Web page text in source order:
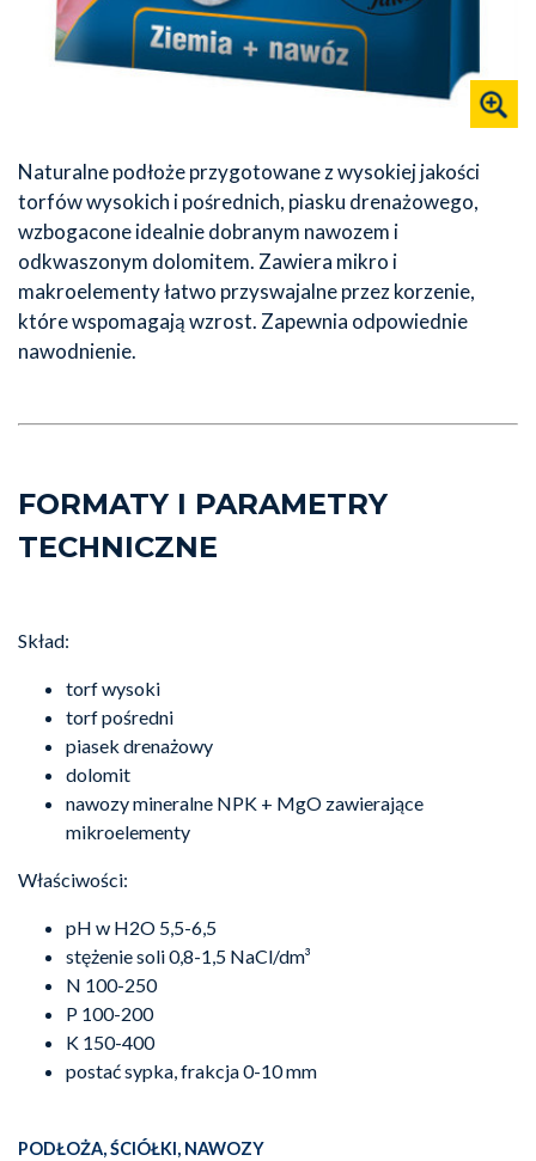
PODŁOŻA, ŚCIÓŁKI, NAWOZY
Naturalne podłoże przygotowane z wysokiej jakości
torfów wysokich i pośrednich, piasku drenażowego,
wzbogacone idealnie dobranym nawozem i
odkwaszonym dolomitem. Zawiera mikro i
makroelementy łatwo przyswajalne przez korzenie,
które wspomagają wzrost. Zapewnia odpowiednie
nawodnienie.
FORMATY I PARAMETRY
TECHNICZNE
Skład:
torf wysoki
torf pośredni
piasek drenażowy
dolomit
nawozy mineralne NPK + MgO zawierające
mikroelementy
Właściwości:
pH w H2O 5,5-6,5
stężenie soli 0,8-1,5 NaCl/dm³
N 100-250
P 100-200
K 150-400
postać sypka, frakcja 0-10 mm